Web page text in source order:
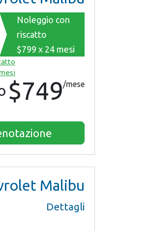
Noleggio con
riscatto
$799 x 24 mesi
$749/mese
Malibu
Dettagli